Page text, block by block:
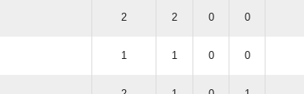
2 2 0 0
1 1 0 0